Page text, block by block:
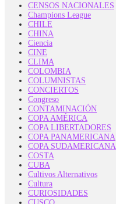
CENSOS NACIONALES
Champions League
CHILE
CHINA
Ciencia
CINE
CLIMA
COLOMBIA
COLUMNISTAS
CONCIERTOS
Congreso
CONTAMINACIÓN
COPA AMÉRICA
COPA LIBERTADORES
COPA PANAMERICANA
COPA SUDAMERICANA
COSTA
CUBA
Cultivos Alternativos
Cultura
CURIOSIDADES